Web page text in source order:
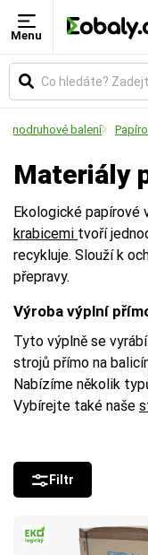
Menu
balení
Materiály
Ekologické papírové
krabicemi tvoří
recykluje. Slouží k
přepravy.
Výroba výplní
Tyto výplně se
strojů přímo na
Nabízíme několik
Vybírejte také naše
Filtr